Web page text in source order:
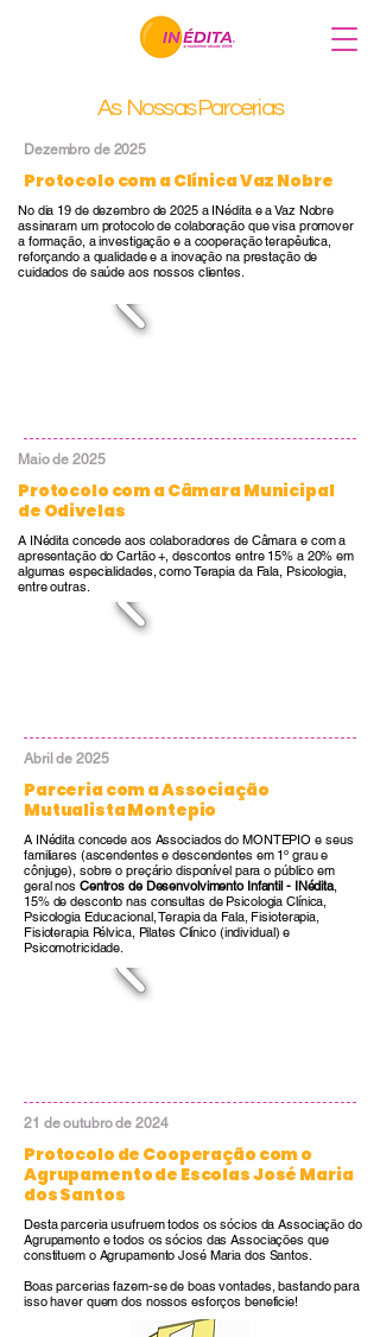
As Nossas Parcerias
Dezembro de 2025
Protocolo com a Clínica Vaz Nobre
No dia 19 de dezembro de 2025 a INédita e a Vaz Nobre
assinaram um protocolo de colaboração que visa promover
a formação, a investigação e a cooperação terapêutica,
reforçando a qualidade e a inovação na prestação de
cuidados de saúde aos nossos clientes.
Maio de 2025
Protocolo com a Câmara Municipal
de Odivelas
A INédita concede aos colaboradores de Câmara e com a
apresentação do Cartão +, descontos entre 15% a 20% em
algumas especialidades, como Terapia da Fala, Psicologia,
entre outras.
Abril de 2025
Parceria com a Associação
Mutualista Montepio
A INédita concede aos Associados do MONTEPIO e seus
familiares (ascendentes e descendentes em 1º grau e
cônjuge), sobre o preçário disponível para o público em
geral nos Centros de Desenvolvimento Infantil - INédita,
15% de desconto nas consultas de Psicologia Clínica,
Psicologia Educacional, Terapia da Fala, Fisioterapia,
Fisioterapia Pélvica, Pilates Clínico (individual) e
Psicomotricidade.
21 de outubro de 2024
Protocolo de Cooperação com o
Agrupamento de Escolas José Maria
dos Santos
Desta parceria usufruem todos os sócios da Associação do
Agrupamento e todos os sócios das Associações que
constituem o Agrupamento José Maria dos Santos.
Boas parcerias fazem-se de boas vontades, bastando para
isso haver quem dos nossos esforços beneficie!